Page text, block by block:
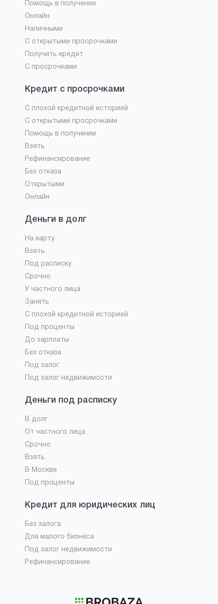
Помощь в получении
Онлайн
Наличными
С открытыми просрочками
Получить кредит
С просрочками
Кредит с просрочками
С плохой кредитной историей
С открытыми просрочками
Помощь в получении
Взять
Рефинансирование
Без отказа
Открытыми
Онлайн
Деньги в долг
На карту
Взять
Под расписку
Срочно
У частного лица
Занять
С плохой кредитной историей
Под проценты
До зарплаты
Без отказа
Под залог
Под залог недвижимости
Деньги под расписку
В долг
От частного лица
Срочно
Взять
В Москве
Под проценты
Кредит для юридических лиц
Без залога
Для малого бизнеса
Под залог недвижимости
Рефинансирование